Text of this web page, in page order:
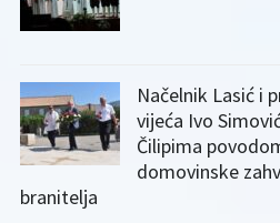
Načelnik Lasić i
vijeća Ivo
Čilipima
domovinske
branitelja